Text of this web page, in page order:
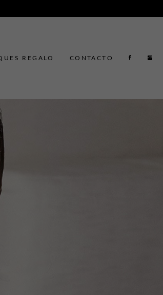
REGALO CONTACTO